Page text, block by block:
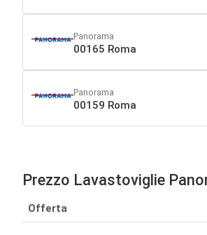
Panorama
00165 Roma
Panorama
00159 Roma
Prezzo Lavastoviglie
Offerta